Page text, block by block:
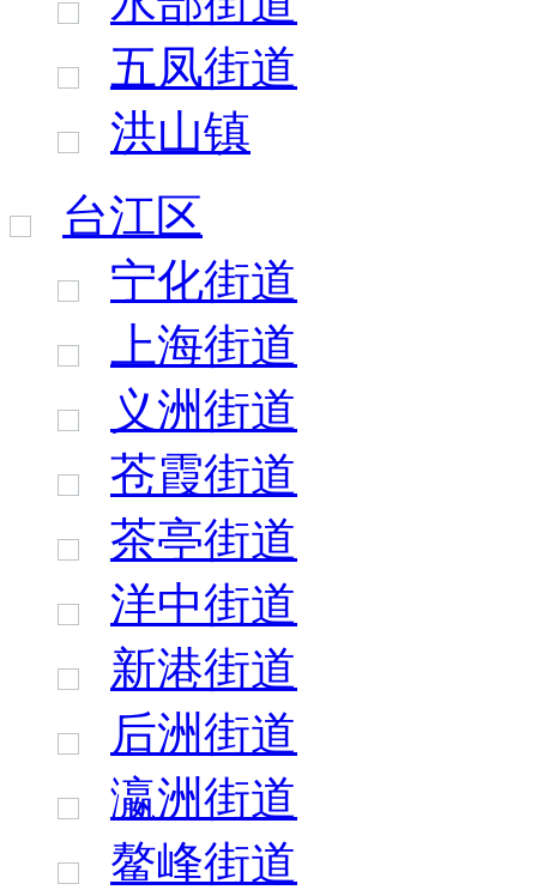
五凤街道
洪山镇
台江区
宁化街道
上海街道
义洲街道
苍霞街道
茶亭街道
洋中街道
新港街道
后洲街道
瀛洲街道
鳌峰街道